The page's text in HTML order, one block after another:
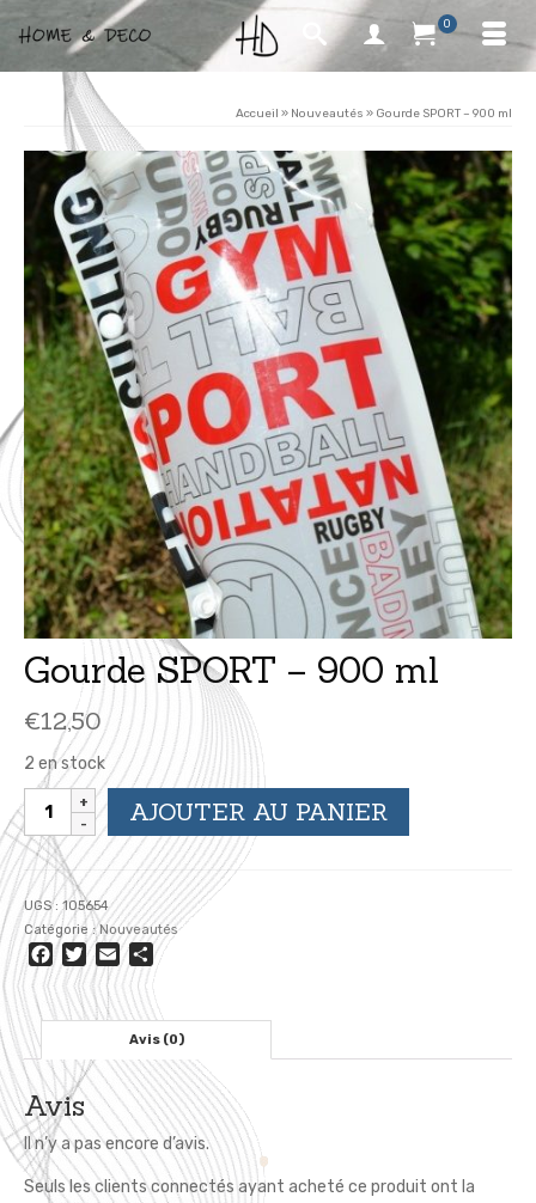
0
Accueil » Nouveautés » Gourde SPORT – 900 ml
Gourde SPORT – 900 ml
€12,50
2 en stock
quantité
de
Gourde
SPORT
-
900
ml
AJOUTER AU PANIER
UGS : 105654
Catégorie :Nouveautés
Facebook
Twitter
EmailPartager
Avis (0)
Avis
Il n’y a pas encore d’avis.
Seuls les clients connectés ayant acheté ce produit ont la